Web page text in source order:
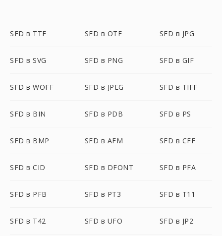
SFD в TTF SFD в OTF SFD в JPG
SFD в SVG SFD в PNG SFD в GIF
SFD в WOFF SFD в JPEG SFD в TIFF
SFD в BIN SFD в PDB SFD в PS
SFD в BMP SFD в AFM SFD в CFF
SFD в CID SFD в DFONT SFD в PFA
SFD в PFB SFD в PT3 SFD в T11
SFD в T42 SFD в UFO SFD в JP2